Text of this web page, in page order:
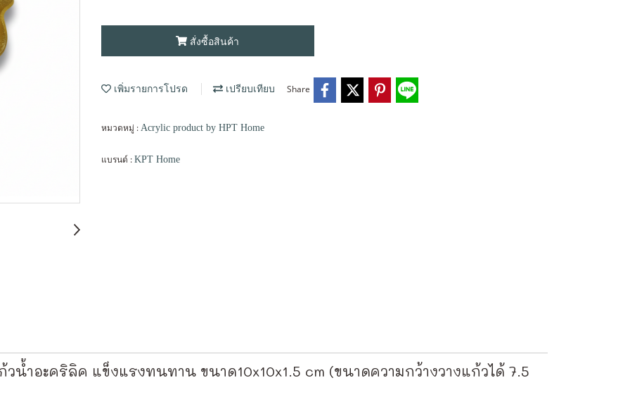
สั่งซื้อสินค้า
เพิ่มรายการโปรด เปรียบเทียบ Share
หมวดหมู่ : Acrylic product by HPT Home
แบรนด์ : KPT Home
น้ำอะคริลิค แข็งแรงทนทาน ขนาด10x10x1.5 cm (ขนาดความกว้างวางแก้วได้ 7.5